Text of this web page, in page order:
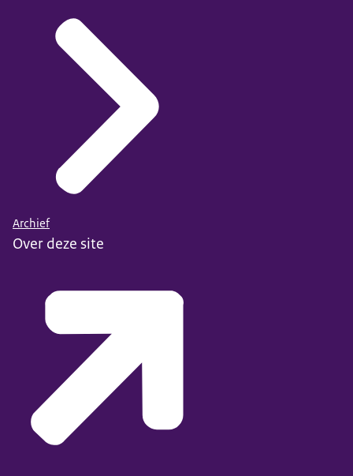
Archief
Over deze site